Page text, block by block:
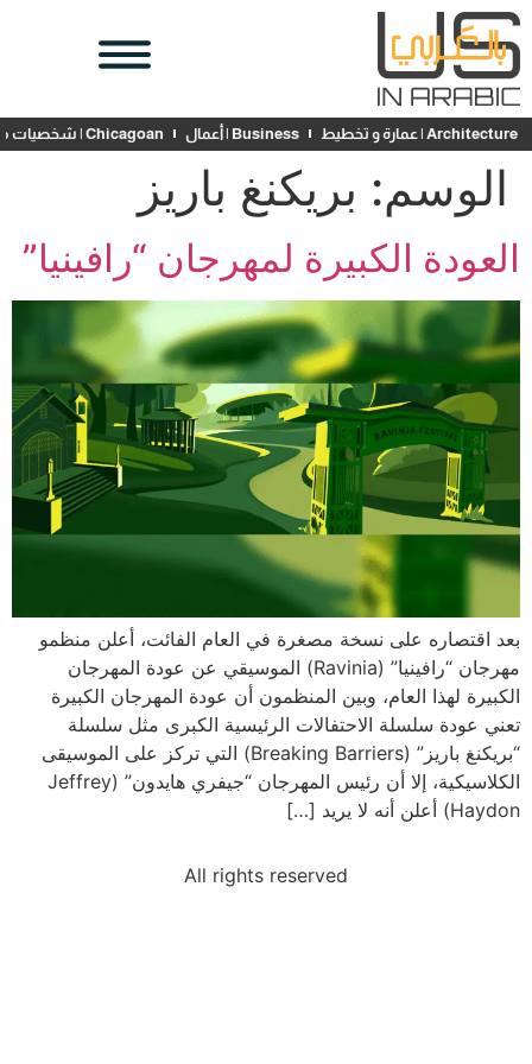
Architecture | عمارة و تخطيط Business | أعمال Chicagoan | شخصيات محلية
الوسم: بريكنغ باريز
العودة الكبيرة لمهرجان “رافينيا”
بعد اقتصاره على نسخة مصغرة في العام الفائت، أعلن منظمو
مهرجان “رافينيا” (Ravinia) الموسيقي عن عودة المهرجان
الكبيرة لهذا العام، وبين المنظمون أن عودة المهرجان الكبيرة
تعني عودة سلسلة الاحتفالات الرئيسية الكبرى مثل سلسلة
“بريكنغ باريز” (Breaking Barriers) التي تركز على الموسيقى
الكلاسيكية، إلا أن رئيس المهرجان “جيفري هايدون” (Jeffrey
Haydon) أعلن أنه لا يريد […]
All rights reserved